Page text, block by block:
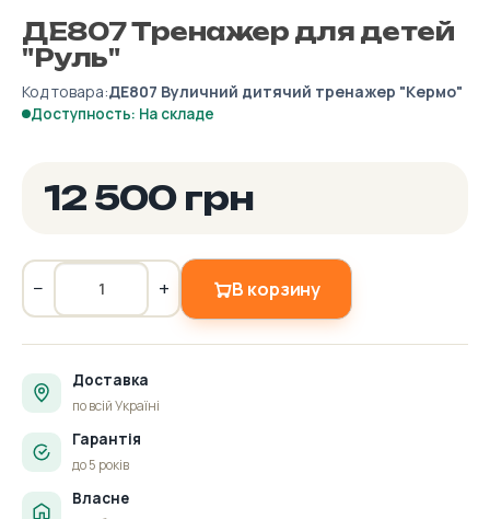
ДЕ807 Тренажер для детей
"Руль"
Код товара:ДЕ807 Вуличний дитячий тренажер "Кермо"
Доступность: На складе
12 500 грн
− + В корзину
Доставка
по всій Україні
Гарантія
до 5 років
Власне